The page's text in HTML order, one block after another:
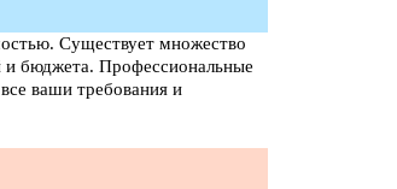
Существует множество
и бюджета. Профессиональные
ваши требования и